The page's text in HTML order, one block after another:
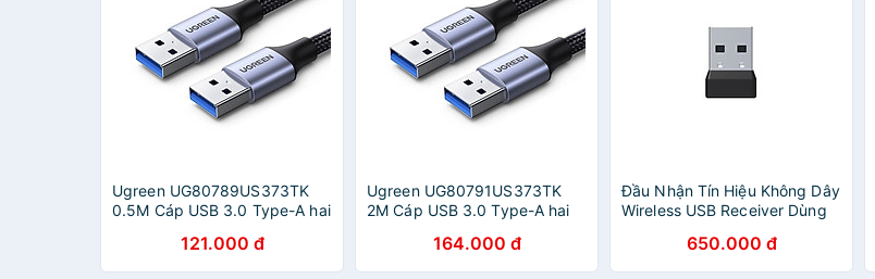
Ugreen UG80789US373TK
0.5M Cáp USB 3.0 Type-A hai
đen - HÀNG CHÍNH HÃNG
121.000 đ
Ugreen UG80791US373TK
2M Cáp USB 3.0 Type-A hai
Đen - HÀNG CHÍNH HÃNG
164.000 đ
Đầu Nhận Tín Hiệu Không Dây
Wireless USB Receiver Dùng
Medium, Medium SE - Hàng
Chính Hãng
650.000 đ